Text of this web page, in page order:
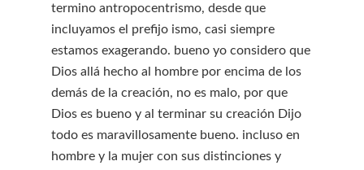
termino antropocentrismo, desde que
incluyamos el prefijo ismo, casi siempre
estamos exagerando. bueno yo considero que
Dios allá hecho al hombre por encima de los
demás de la creación, no es malo, por que
Dios es bueno y al terminar su creación Dijo
todo es maravillosamente bueno. incluso en
hombre y la mujer con sus distinciones y